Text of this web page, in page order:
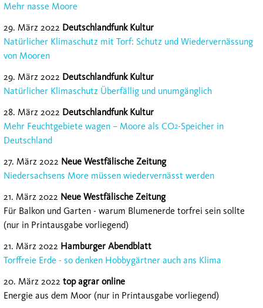
Mehr nasse Moore
29. März 2022 Deutschlandfunk Kultur
Natürlicher Klimaschutz mit Torf: Schutz und Wiedervernässung
von Mooren
29. März 2022 Deutschlandfunk Kultur
Natürlicher Klimaschutz Überfällig und unumgänglich
28. März 2022 Deutschlandfunk Kultur
Mehr Feuchtgebiete wagen – Moore als CO2-Speicher in
Deutschland
27. März 2022 Neue Westfälische Zeitung
Niedersachsens More müssen wiedervernässt werden
21. März 2022 Neue Westfälische Zeitung
Für Balkon und Garten - warum Blumenerde torfrei sein sollte
(nur in Printausgabe vorliegend)
21. März 2022 Hamburger Abendblatt
Torffreie Erde - so denken Hobbygärtner auch ans Klima
20. März 2022 top agrar online
Energie aus dem Moor (nur in Printausgabe vorliegend)